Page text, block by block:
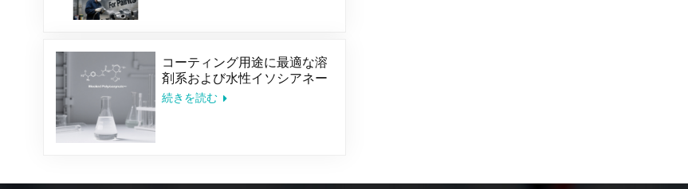
コーティング用途に最適な溶
剤系および水性イソシアネー
ト硬化剤
続きを読む